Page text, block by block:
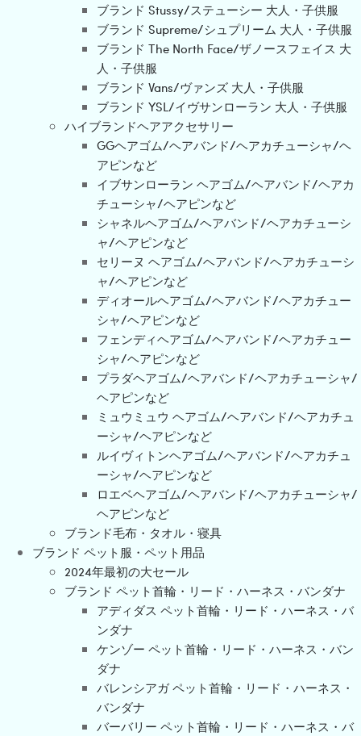
ブランド Stussy/ステューシー 大人・子供服
ブランド Supreme/シュプリーム 大人・子供服
ブランド The North Face/ザノースフェイス 大
人・子供服
ブランド Vans/ヴァンズ 大人・子供服
ブランド YSL/イヴサンローラン 大人・子供服
ハイブランドヘアアクセサリー
GGヘアゴム/ヘアバンド/ヘアカチューシャ/ヘ
アピンなど
イブサンローラン ヘアゴム/ヘアバンド/ヘアカ
チューシャ/ヘアピンなど
シャネルヘアゴム/ヘアバンド/ヘアカチューシ
ャ/ヘアピンなど
セリーヌ ヘアゴム/ヘアバンド/ヘアカチューシ
ャ/ヘアピンなど
ディオールヘアゴム/ヘアバンド/ヘアカチュー
シャ/ヘアピンなど
フェンディヘアゴム/ヘアバンド/ヘアカチュー
シャ/ヘアピンなど
プラダヘアゴム/ヘアバンド/ヘアカチューシャ/
ヘアピンなど
ミュウミュウ ヘアゴム/ヘアバンド/ヘアカチュ
ーシャ/ヘアピンなど
ルイヴィトンヘアゴム/ヘアバンド/ヘアカチュ
ーシャ/ヘアピンなど
ロエベヘアゴム/ヘアバンド/ヘアカチューシャ/
ヘアピンなど
ブランド毛布・タオル・寝具
ブランド ペット服・ペット用品
2024年最初の大セール
ブランド ペット首輪・リード・ハーネス・バンダナ
アディダス ペット首輪・リード・ハーネス・バ
ンダナ
ケンゾー ペット首輪・リード・ハーネス・バン
ダナ
バレンシアガ ペット首輪・リード・ハーネス・
バンダナ
バーバリー ペット首輪・リード・ハーネス・バ